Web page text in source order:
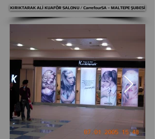
KIRIKTARAK ALİ KUAFÖR SALONU / CarrefourSA – MALTEPE ŞUBESİ